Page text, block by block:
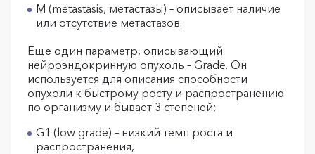
M (metastasis, метастазы) – описывает наличие
или отсутствие метастазов.
Еще один параметр, описывающий
нейроэндокринную опухоль – Grade. Он
используется для описания способности
опухоли к быстрому росту и распространению
по организму и бывает 3 степеней:
G1 (low grade) – низкий темп роста и
распространения,